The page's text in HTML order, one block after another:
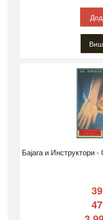
Бајага и Инструктори -